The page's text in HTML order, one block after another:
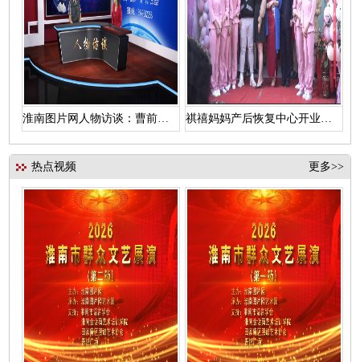
淮南图片网人物访谈：曹前辉访汪维浩 祺禧妈妈产后恢复中心开业盛典
热点视频 更多>>